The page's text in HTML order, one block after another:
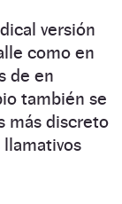
versión
como en
de en
también se
más discreto